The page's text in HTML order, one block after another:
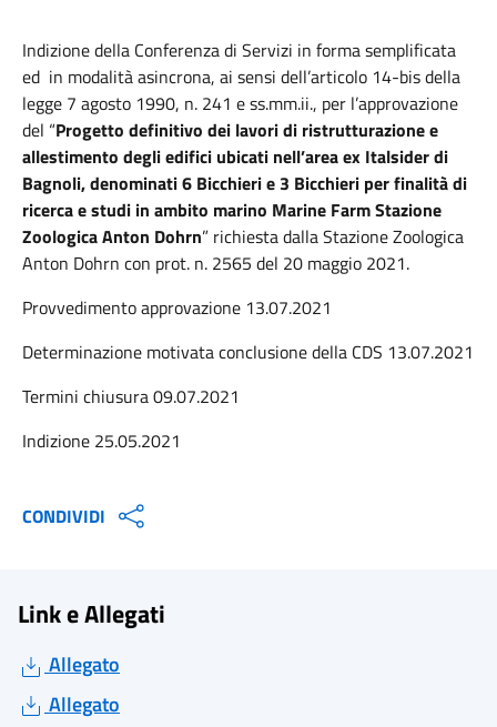
Indizione della Conferenza di Servizi in forma semplificata
ed in modalità asincrona, ai sensi dell’articolo 14-bis della
legge 7 agosto 1990, n. 241 e ss.mm.ii., per l’approvazione
del “Progetto definitivo dei lavori di ristrutturazione e
allestimento degli edifici ubicati nell’area ex Italsider di
Bagnoli, denominati 6 Bicchieri e 3 Bicchieri per finalità di
ricerca e studi in ambito marino Marine Farm Stazione
Zoologica Anton Dohrn” richiesta dalla Stazione Zoologica
Anton Dohrn con prot. n. 2565 del 20 maggio 2021.
Provvedimento approvazione 13.07.2021
Determinazione motivata conclusione della CDS 13.07.2021
Termini chiusura 09.07.2021
Indizione 25.05.2021
CONDIVIDI
Link e Allegati
Allegato
Allegato